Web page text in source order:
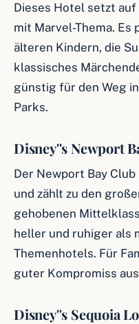
Dieses Hotel setzt
mit Marvel-Thema. Es
älteren Kindern, die
klassisches
günstig für den Weg
Parks.
Disney''s Newport
Der Newport Bay
und zählt zu den
gehobenen
heller und ruhiger als
Themenhotels. Für
guter Kompromiss
Disney''s Sequoia